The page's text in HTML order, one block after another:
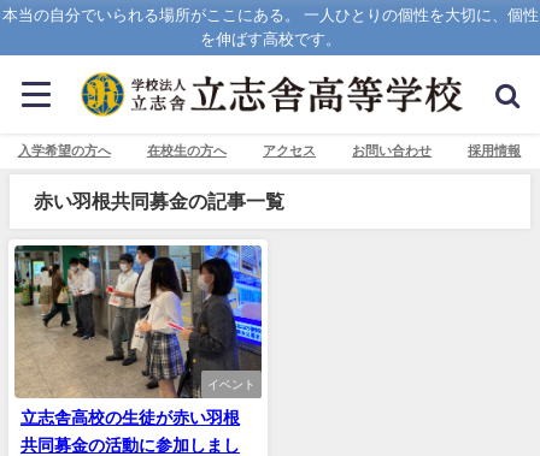
本当の自分でいられる場所がここにある。 一人ひとりの個性を大切に、個性
を伸ばす高校です。
入学希望の方へ 在校生の方へ アクセス お問い合わせ 採用情報
赤い羽根共同募金の記事一覧
イベント
立志舎高校の生徒が赤い羽根
共同募金の活動に参加しまし